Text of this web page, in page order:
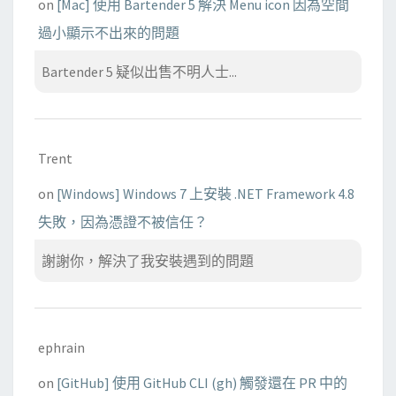
on [Mac] 使用 Bartender 5 解決 Menu icon 因為空間
過小顯示不出來的問題
Bartender 5 疑似出售不明人士...
Trent
on [Windows] Windows 7 上安裝 .NET Framework 4.8
失敗，因為憑證不被信任？
謝謝你，解決了我安裝遇到的問題
ephrain
on [GitHub] 使用 GitHub CLI (gh) 觸發還在 PR 中的